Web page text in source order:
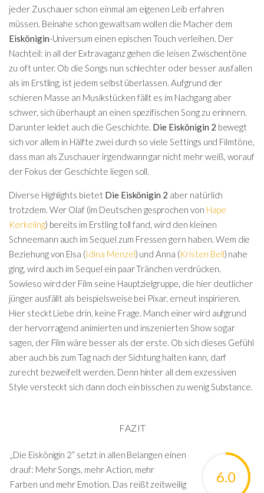
jeder Zuschauer schon einmal am eigenen Leib erfahren
müssen. Beinahe schon gewaltsam wollen die Macher dem
Eiskönigin-Universum einen epischen Touch verleihen. Der
Nachteil: in all der Extravaganz gehen die leisen Zwischentöne
zu oft unter. Ob die Songs nun schlechter oder besser ausfallen
als im Erstling, ist jedem selbst überlassen. Aufgrund der
schieren Masse an Musikstücken fällt es im Nachgang aber
schwer, sich überhaupt an einen spezifischen Song zu erinnern.
Darunter leidet auch die Geschichte. Die Eiskönigin 2 bewegt
sich vor allem in Hälfte zwei durch so viele Settings und Filmtöne,
dass man als Zuschauer irgendwann gar nicht mehr weiß, worauf
der Fokus der Geschichte liegen soll.
Diverse Highlights bietet Die Eiskönigin 2 aber natürlich
trotzdem. Wer Olaf (im Deutschen gesprochen von Hape
Kerkeling) bereits im Erstling toll fand, wird den kleinen
Schneemann auch im Sequel zum Fressen gern haben. Wem die
Beziehung von Elsa (Idina Menzel) und Anna (Kristen Bell) nahe
ging, wird auch im Sequel ein paar Tränchen verdrücken.
Sowieso wird der Film seine Hauptzielgruppe, die hier deutlicher
jünger ausfällt als beispielsweise bei Pixar, erneut inspirieren.
Hier steckt Liebe drin, keine Frage. Manch einer wird aufgrund
der hervorragend animierten und inszenierten Show sogar
sagen, der Film wäre besser als der erste. Ob sich dieses Gefühl
aber auch bis zum Tag nach der Sichtung halten kann, darf
zurecht bezweifelt werden. Denn hinter all dem exzessiven
Style versteckt sich dann doch ein bisschen zu wenig Substance.
FAZIT
6.0
„Die Eiskönigin 2“ setzt in allen Belangen einen
drauf: Mehr Songs, mehr Action, mehr
Farben und mehr Emotion. Das reißt zeitweilig